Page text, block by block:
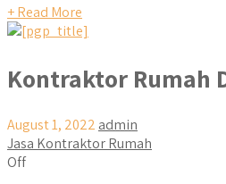
+ Read More
Kontraktor Rumah
August 1, 2022 admin
Jasa Kontraktor Rumah
Off